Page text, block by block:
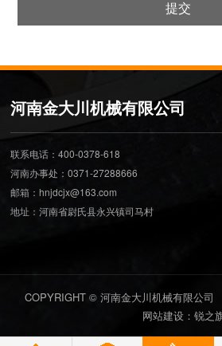
提交
河南金大川机械有限公司
联系电话：400-0378-618
河南办事处：0371-27288666
邮箱：hnjdcjx@163.com
地址：河南省尉氏县永兴镇司马村
COPYRIGHT © 河南金大川机械有限公司
网站建设：锐之